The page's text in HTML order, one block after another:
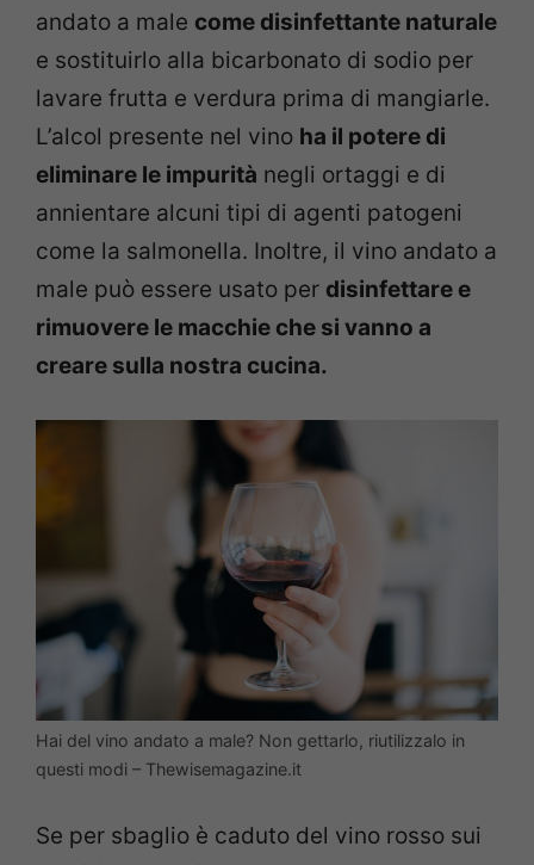
andato a male come disinfettante naturale
e sostituirlo alla bicarbonato di sodio per
lavare frutta e verdura prima di mangiarle.
L’alcol presente nel vino ha il potere di
eliminare le impurità negli ortaggi e di
annientare alcuni tipi di agenti patogeni
come la salmonella. Inoltre, il vino andato a
male può essere usato per disinfettare e
rimuovere le macchie che si vanno a
creare sulla nostra cucina.
Hai del vino andato a male? Non gettarlo, riutilizzalo in
questi modi – Thewisemagazine.it
Se per sbaglio è caduto del vino rosso sui